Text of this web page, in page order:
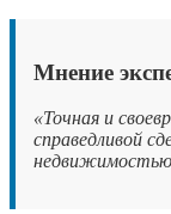
Мнение
«Точная и
справедливой